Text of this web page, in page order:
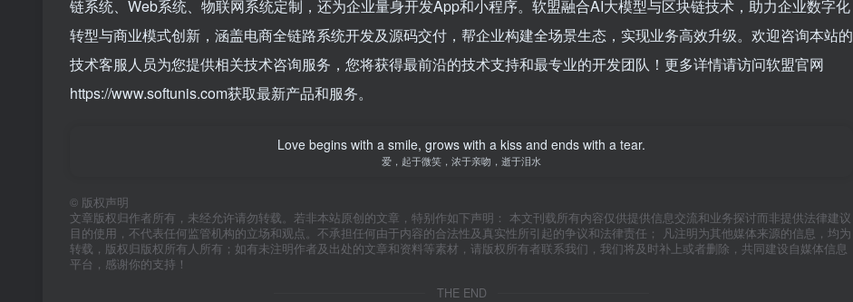
链系统、Web系统、物联网系统定制，还为企业量身开发App和小程序。软盟融合AI大模型与区块链技术，助力企业数字化
转型与商业模式创新，涵盖电商全链路系统开发及源码交付，帮企业构建全场景生态，实现业务高效升级。欢迎咨询本站的
技术客服人员为您提供相关技术咨询服务，您将获得最前沿的技术支持和最专业的开发团队！更多详情请访问软盟官网
https://www.softunis.com获取最新产品和服务。
Love begins with a smile, grows with a kiss and ends with a tear.
爱，起于微笑，浓于亲吻，逝于泪水
© 版权声明
文章版权归作者所有，未经允许请勿转载。若非本站原创的文章，特别作如下声明： 本文刊载所有内容仅供提供信息交流和业务探讨而非提供法律建议
目的使用，不代表任何监管机构的立场和观点。不承担任何由于内容的合法性及真实性所引起的争议和法律责任； 凡注明为其他媒体来源的信息，均为
转载，版权归版权所有人所有；如有未注明作者及出处的文章和资料等素材，请版权所有者联系我们，我们将及时补上或者删除，共同建设自媒体信息
平台，感谢你的支持！
THE END